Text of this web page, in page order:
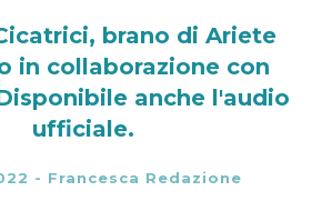
brano di Ariete
in collaborazione con
anche l'audio
ufficiale.
- Francesca Redazione